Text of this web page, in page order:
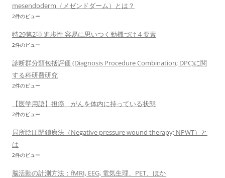
mesendoderm（メゼンドダーム）とは？
2件のビュー
特29第2項 進歩性 容易に思いつく動機づけ４要素
2件のビュー
診断群分類包括評価 (Diagnosis Procedure Combination; DPC)に関
する科研費研究
2件のビュー
【医学用語】担癌 がんを体内に持っている状態
2件のビュー
局所陰圧閉鎖療法（Negative pressure wound therapy; NPWT）と
は
2件のビュー
脳活動の計測方法：fMRI, EEG, 電気生理、PET、ほか